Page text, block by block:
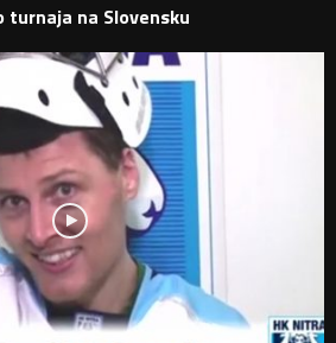
turnaja na Slovensku